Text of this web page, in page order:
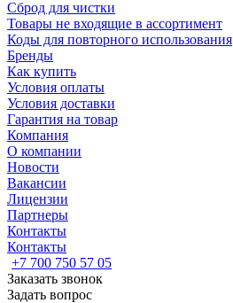
Сброд для чистки
Товары не входящие в ассортимент
Коды для повторного использования
Бренды
Как купить
Условия оплаты
Условия доставки
Гарантия на товар
Компания
О компании
Новости
Вакансии
Лицензии
Партнеры
Контакты
Контакты
+7 700 750 57 05
Заказать звонок
Задать вопрос